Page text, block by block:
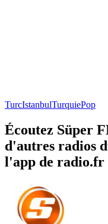
TurcIstanbulTurquiePop
Écoutez Süper
d'autres radios
l'app de radio.fr